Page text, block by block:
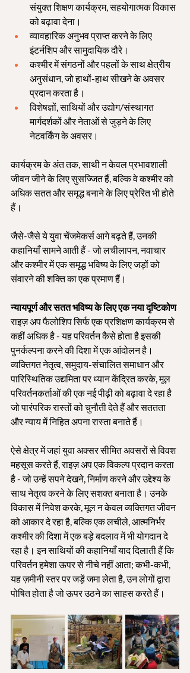
संयुक्त शिक्षण कार्यक्रम, सहयोगात्मक विकास
को बढ़ावा देना।
व्यावहारिक अनुभव प्राप्त करने के लिए
इंटर्नशिप और सामुदायिक दौरे।
कश्मीर में संगठनों और पहलों के साथ क्षेत्रीय
अनुसंधान, जो हाथों-हाथ सीखने के अवसर
प्रदान करता है।
विशेषज्ञों, साथियों और उद्योग/संस्थागत
मार्गदर्शकों और नेताओं से जुड़ने के लिए
नेटवर्किंग के अवसर।
कार्यक्रम के अंत तक, साथी न केवल प्रभावशाली
जीवन जीने के लिए सुसज्जित हैं, बल्कि वे कश्मीर को
अधिक सतत और समृद्ध बनाने के लिए प्रेरित भी होते
हैं।
जैसे-जैसे ये युवा चेंजमेकर्स आगे बढ़ते हैं, उनकी
कहानियाँ सामने आती हैं - जो लचीलापन, नवाचार
और कश्मीर में एक समृद्ध भविष्य के लिए जड़ों को
संवारने की शक्ति का एक प्रमाण हैं।
न्यायपूर्ण और सतत भविष्य के लिए एक नया दृष्टिकोण
राइज़ अप फैलोशिप सिर्फ एक प्रशिक्षण कार्यक्रम से
कहीं अधिक है - यह परिवर्तन कैसे होता है इसकी
पुनर्कल्पना करने की दिशा में एक आंदोलन है।
व्यक्तिगत नेतृत्व, समुदाय-संचालित समाधान और
पारिस्थितिक उद्यमिता पर ध्यान केंद्रित करके, मूल
परिवर्तनकर्ताओं की एक नई पीढ़ी को बढ़ावा दे रहा है
जो पारंपरिक रास्तों को चुनौती देते हैं और सततता
और न्याय में निहित अपना रास्ता बनाते हैं।
ऐसे क्षेत्र में जहां युवा अक्सर सीमित अवसरों से विवश
महसूस करते हैं, राइज़ अप एक ​​विकल्प प्रदान करता
है - जो उन्हें सपने देखने, निर्माण करने और उद्देश्य के
साथ नेतृत्व करने के लिए सशक्त बनाता है। उनके
विकास में निवेश करके, मूल न केवल व्यक्तिगत जीवन
को आकार दे रहा है, बल्कि एक लचीले, आत्मनिर्भर
कश्मीर की दिशा में एक बड़े बदलाव में भी योगदान दे
रहा है। इन साथियों की कहानियाँ याद दिलाती हैं कि
परिवर्तन हमेशा ऊपर से नीचे नहीं आता; कभी-कभी,
यह ज़मीनी स्तर पर जड़ें जमा लेता है, उन लोगों द्वारा
पोषित होता है जो ऊपर उठने का साहस करते हैं।